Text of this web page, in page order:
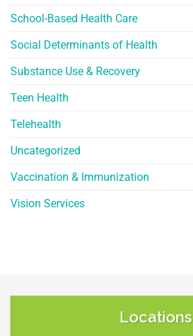
School-Based Health Care
Social Determinants of Health
Substance Use & Recovery
Teen Health
Telehealth
Uncategorized
Vaccination & Immunization
Vision Services
Locations